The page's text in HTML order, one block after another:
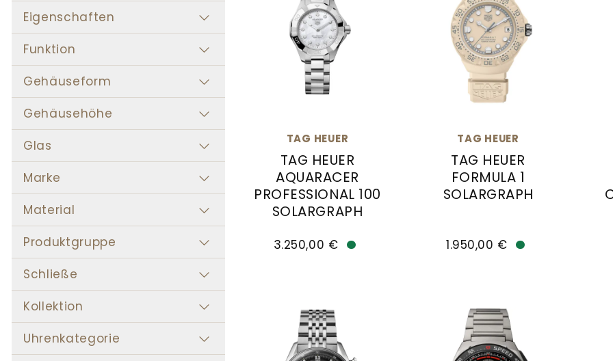
Eigenschaften
Funktion
Gehäuseform
Gehäusehöhe
Glas
Marke
Material
Produktgruppe
Schließe
Kollektion
Uhrenkategorie
TAG HEUER
TAG HEUER
AQUARACER
PROFESSIONAL 100
SOLARGRAPH
3.250,00 €
TAG HEUER
TAG HEUER
FORMULA 1
SOLARGRAPH
1.950,00 €